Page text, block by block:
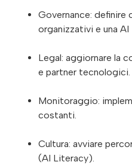
Governance: definire
organizzativi e una AI
Legal: aggiornare la
e partner tecnologici.
Monitoraggio:
costanti.
Cultura: avviare
(AI Literacy).